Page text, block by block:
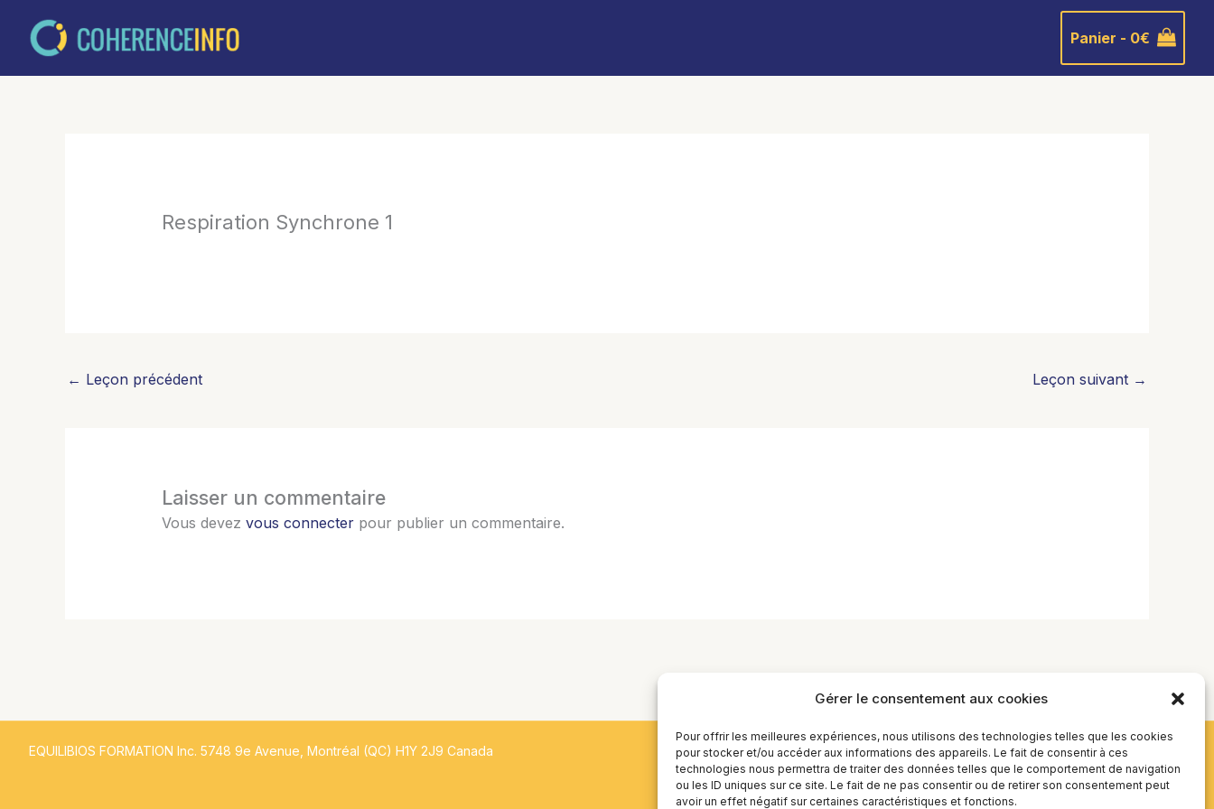
Gérer le consentement aux cookies
Pour offrir les meilleures expériences, nous utilisons des technologies telles que les cookies
pour stocker et/ou accéder aux informations des appareils. Le fait de consentir à ces
technologies nous permettra de traiter des données telles que le comportement de navigation
ou les ID uniques sur ce site. Le fait de ne pas consentir ou de retirer son consentement peut
avoir un effet négatif sur certaines caractéristiques et fonctions.
Panier - 0€
Respiration Synchrone 1
← Leçon précédent Leçon suivant →
Laisser un commentaire
Vous devez vous connecterpour publier un commentaire.
EQUILIBIOS FORMATION Inc. 5748 9e Avenue, Montréal (QC) H1Y 2J9 Canada